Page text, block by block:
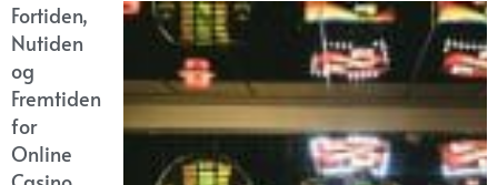
Fortiden,
Nutiden
og
Fremtiden
for
Online